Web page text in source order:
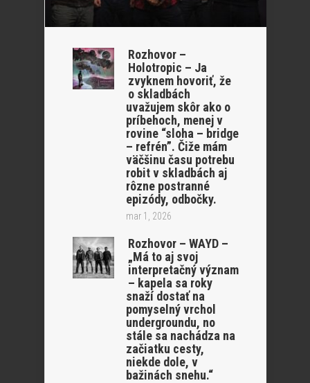
Rozhovor –
Holotropic – Ja
zvyknem hovoriť, že
o skladbách
uvažujem skôr ako o
príbehoch, menej v
rovine “sloha – bridge
– refrén”. Čiže mám
väčšinu času potrebu
robit v skladbách aj
rôzne postranné
epizódy, odbočky.
mar 1, 2026
Rozhovor – WAYD –
„Má to aj svoj
interpretačný význam
– kapela sa roky
snaží dostať na
pomyselný vrchol
undergroundu, no
stále sa nachádza na
začiatku cesty,
niekde dole, v
bažinách snehu.“